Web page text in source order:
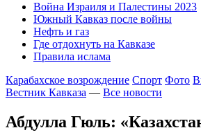
Война Израиля и Палестины 2023
Южный Кавказ после войны
Нефть и газ
Где отдохнуть на Кавказе
Правила ислама
Карабахское возрождение Спорт Фото
Вестник Кавказа — Все новости
Абдулла Гюль: